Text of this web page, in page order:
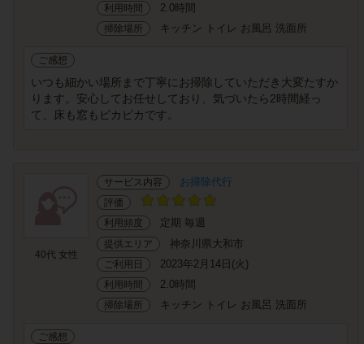
利用時間 2.0時間
掃除場所 キッチン トイレ お風呂 洗面所
ご感想
いつも細かい場所まで丁寧にお掃除していただき大変たすか
ります。安心してお任せしており、気づいたら2時間経っ
て、床も窓もピカピカです。
40代 女性
サービス内容 お掃除代行
評価
利用頻度
定期 毎週
提供エリア 神奈川県大和市
ご利用日 2023年2月14日(火)
利用時間 2.0時間
掃除場所 キッチン トイレ お風呂 洗面所
ご感想